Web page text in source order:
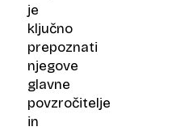
je
ključno
prepoznati
njegove
glavne
povzročitelje
in